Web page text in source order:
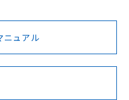
く前に、以下を必ずお読
BV型式承認
（フランス
KR型式
（韓国
ニュアル